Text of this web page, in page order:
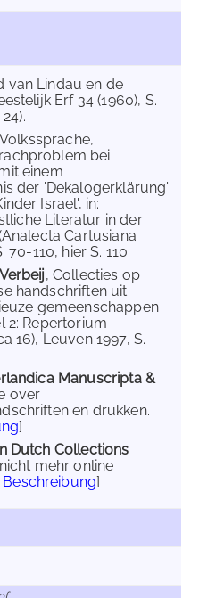
van Lindau en de
Erf 34 (1960), S.
bei
einem
der 'Dekalogerklärung'
Israel', in:
Literatur in der
Cartusiana
70-110, hier S. 110.
, Collecties op
handschriften uit
gemeenschappen
2: Repertorium
16), Leuven 1997, S.
Manuscripta &
over
en drukken.
]
Dutch Collections
mehr online
Beschreibung]